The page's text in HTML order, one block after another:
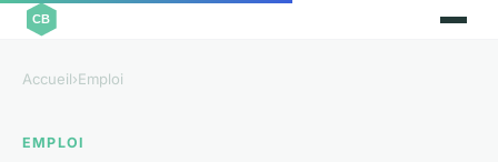
Accueil›Emploi
EMPLOI